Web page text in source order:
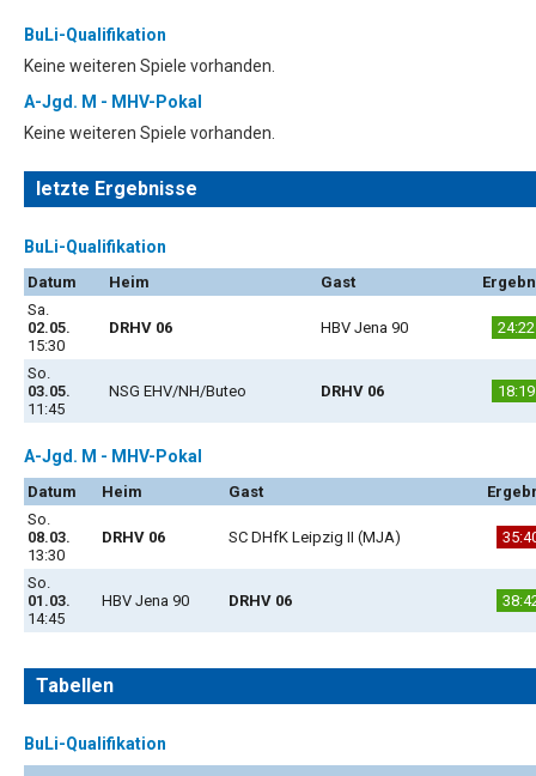
BuLi-Qualifikation
Keine weiteren Spiele vorhanden.
A-Jgd. M - MHV-Pokal
Keine weiteren Spiele vorhanden.
letzte Ergebnisse
BuLi-Qualifikation
Datum Heim Gast
Sa.
02.05.
15:30
DRHV 06 HBV Jena 90 24:22
So.
03.05.
11:45
NSG EHV/NH/Buteo DRHV 06 18:19
A-Jgd. M - MHV-Pokal
Datum Heim Gast
So.
08.03.
13:30
DRHV 06 SC DHfK Leipzig II (MJA)
So.
01.03.
14:45
HBV Jena 90 DRHV 06
Tabellen
BuLi-Qualifikation